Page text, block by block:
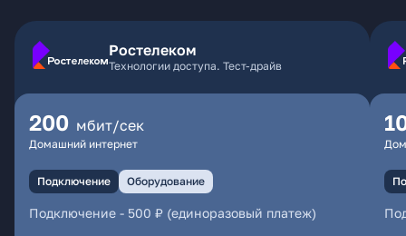
Ростелеком
Технологии доступа. Тест-драйв
200 мбит/сек
Домашний интернет
Подключение Оборудование
Подключение - 500 ₽ (единоразовый платеж)